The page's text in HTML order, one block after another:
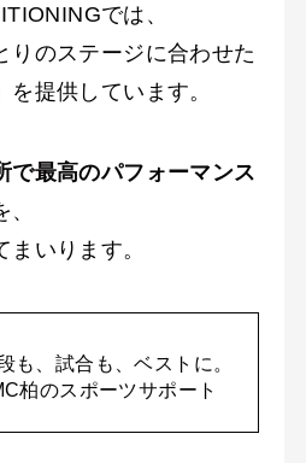
では、
りのステージに合わせた
を提供しています。
で最高のパフォーマンス
、
いります。
も、試合も、ベストに。
柏のスポーツサポート